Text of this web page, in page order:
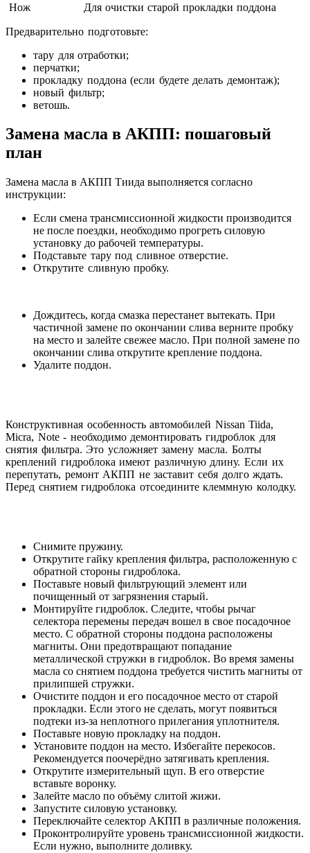
Нож
Для очистки старой прокладки поддона
Предварительно подготовьте:
тару для отработки;
перчатки;
прокладку поддона (если будете делать демонтаж);
новый фильтр;
ветошь.
Замена масла в АКПП: пошаговый
план
Замена масла в АКПП Тиида выполняется согласно
инструкции:
Если смена трансмиссионной жидкости производится
не после поездки, необходимо прогреть силовую
установку до рабочей температуры.
Подставьте тару под сливное отверстие.
Открутите сливную пробку.
Дождитесь, когда смазка перестанет вытекать. При
частичной замене по окончании слива верните пробку
на место и залейте свежее масло. При полной замене по
окончании слива открутите крепление поддона.
Удалите поддон.
Конструктивная особенность автомобилей Nissan Tiida,
Micra, Note - необходимо демонтировать гидроблок для
снятия фильтра. Это усложняет замену масла. Болты
креплений гидроблока имеют различную длину. Если их
перепутать, ремонт АКПП не заставит себя долго ждать.
Перед снятием гидроблока отсоедините клеммную колодку.
Снимите пружину.
Открутите гайку крепления фильтра, расположенную с
обратной стороны гидроблока.
Поставьте новый фильтрующий элемент или
почищенный от загрязнения старый.
Монтируйте гидроблок. Следите, чтобы рычаг
селектора перемены передач вошел в свое посадочное
место. С обратной стороны поддона расположены
магниты. Они предотвращают попадание
металлической стружки в гидроблок. Во время замены
масла со снятием поддона требуется чистить магниты от
прилипшей стружки.
Очистите поддон и его посадочное место от старой
прокладки. Если этого не сделать, могут появиться
подтеки из-за неплотного прилегания уплотнителя.
Поставьте новую прокладку на поддон.
Установите поддон на место. Избегайте перекосов.
Рекомендуется поочерёдно затягивать крепления.
Открутите измерительный щуп. В его отверстие
вставьте воронку.
Залейте масло по объёму слитой жижи.
Запустите силовую установку.
Переключайте селектор АКПП в различные положения.
Проконтролируйте уровень трансмиссионной жидкости.
Если нужно, выполните доливку.